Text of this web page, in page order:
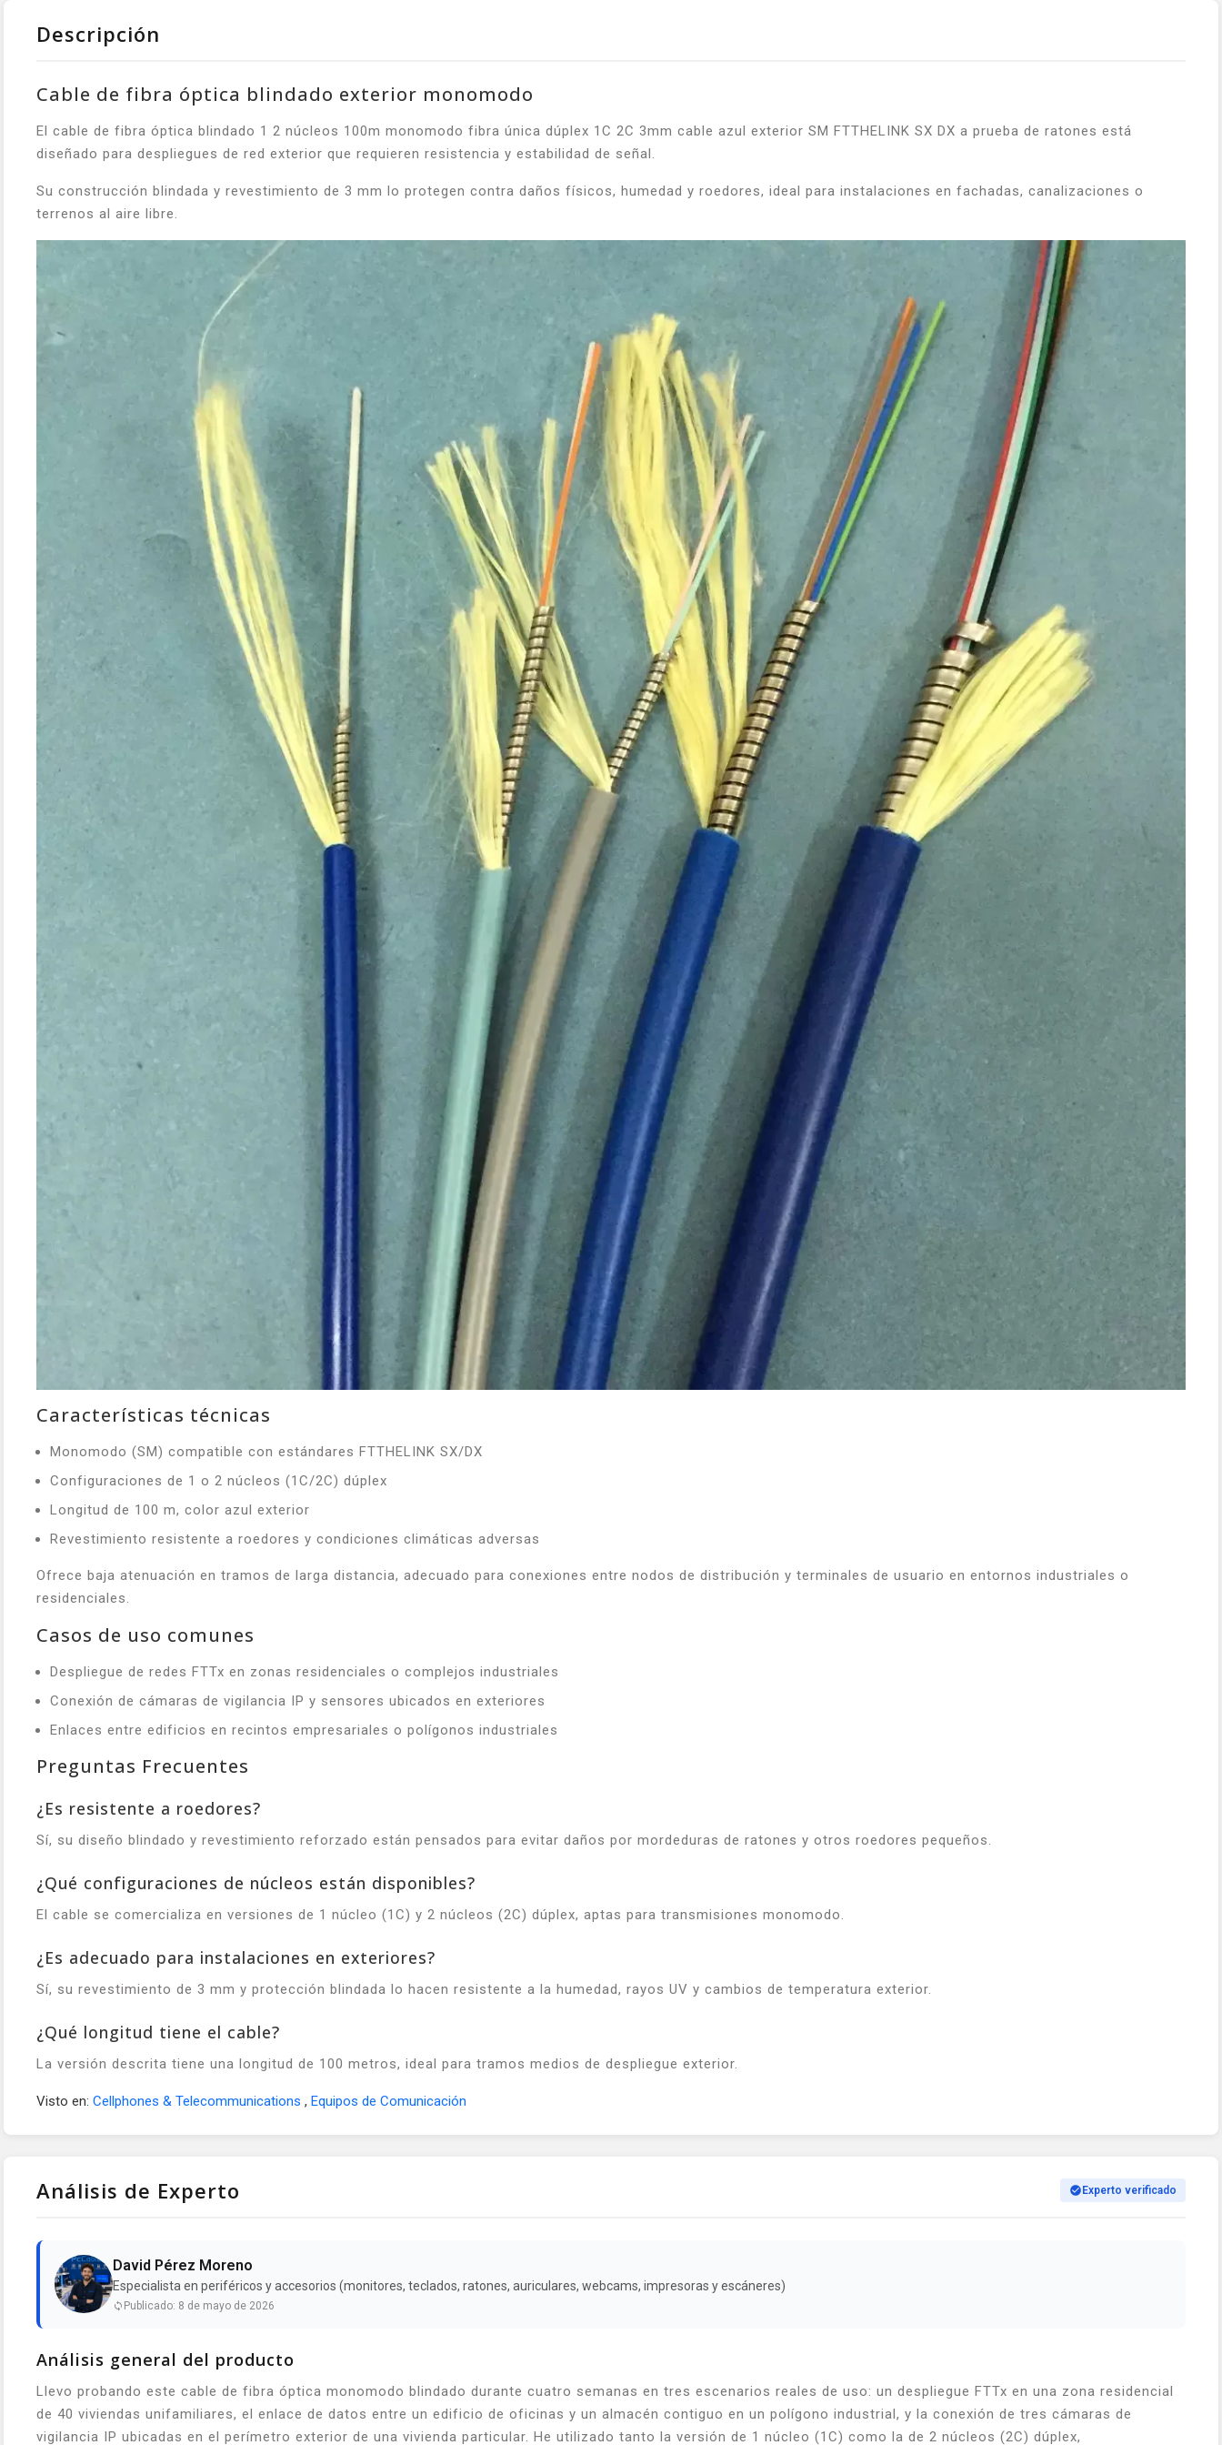
Descripción
Cable de fibra óptica blindado exterior monomodo
El cable de fibra óptica blindado 1 2 núcleos 100m monomodo fibra única dúplex 1C 2C 3mm cable azul exterior SM FTTHELINK SX DX a prueba de ratones está
diseñado para despliegues de red exterior que requieren resistencia y estabilidad de señal.
Su construcción blindada y revestimiento de 3 mm lo protegen contra daños físicos, humedad y roedores, ideal para instalaciones en fachadas, canalizaciones o
terrenos al aire libre.
Características técnicas
Monomodo (SM) compatible con estándares FTTHELINK SX/DX
Configuraciones de 1 o 2 núcleos (1C/2C) dúplex
Longitud de 100 m, color azul exterior
Revestimiento resistente a roedores y condiciones climáticas adversas
Ofrece baja atenuación en tramos de larga distancia, adecuado para conexiones entre nodos de distribución y terminales de usuario en entornos industriales o
residenciales.
Casos de uso comunes
Despliegue de redes FTTx en zonas residenciales o complejos industriales
Conexión de cámaras de vigilancia IP y sensores ubicados en exteriores
Enlaces entre edificios en recintos empresariales o polígonos industriales
Preguntas Frecuentes
¿Es resistente a roedores?
Sí, su diseño blindado y revestimiento reforzado están pensados para evitar daños por mordeduras de ratones y otros roedores pequeños.
¿Qué configuraciones de núcleos están disponibles?
El cable se comercializa en versiones de 1 núcleo (1C) y 2 núcleos (2C) dúplex, aptas para transmisiones monomodo.
¿Es adecuado para instalaciones en exteriores?
Sí, su revestimiento de 3 mm y protección blindada lo hacen resistente a la humedad, rayos UV y cambios de temperatura exterior.
¿Qué longitud tiene el cable?
La versión descrita tiene una longitud de 100 metros, ideal para tramos medios de despliegue exterior.
Visto en: Cellphones & Telecommunications , Equipos de Comunicación
Análisis de Experto Experto verificado
David Pérez Moreno
Especialista en periféricos y accesorios (monitores, teclados, ratones, auriculares, webcams, impresoras y escáneres)
Publicado: 8 de mayo de 2026
Análisis general del producto
Llevo probando este cable de fibra óptica monomodo blindado durante cuatro semanas en tres escenarios reales de uso: un despliegue FTTx en una zona residencial
de 40 viviendas unifamiliares, el enlace de datos entre un edificio de oficinas y un almacén contiguo en un polígono industrial, y la conexión de tres cámaras de
vigilancia IP ubicadas en el perímetro exterior de una vivienda particular. He utilizado tanto la versión de 1 núcleo (1C) como la de 2 núcleos (2C) dúplex,